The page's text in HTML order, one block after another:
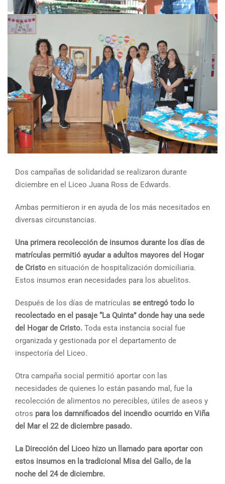
Dos campañas de solidaridad se realizaron durante
diciembre en el Liceo Juana Ross de Edwards.
Ambas permitieron ir en ayuda de los más necesitados en
diversas circunstancias.
Una primera recolección de insumos durante los días de
matrículas permitió ayudar a adultos mayores del Hogar
de Cristo en situación de hospitalización domiciliaria.
Estos insumos eran necesidades para los abuelitos.
Después de los días de matrículas se entregó todo lo
recolectado en el pasaje “La Quinta” donde hay una sede
del Hogar de Cristo. Toda esta instancia social fue
organizada y gestionada por el departamento de
inspectoría del Liceo.
Otra campaña social permitió aportar con las
necesidades de quienes lo están pasando mal, fue la
recolección de alimentos no perecibles, útiles de aseos y
otros para los damnificados del incendio ocurrido en Viña
del Mar el 22 de diciembre pasado.
La Dirección del Liceo hizo un llamado para aportar con
estos insumos en la tradicional Misa del Gallo, de la
noche del 24 de diciembre.